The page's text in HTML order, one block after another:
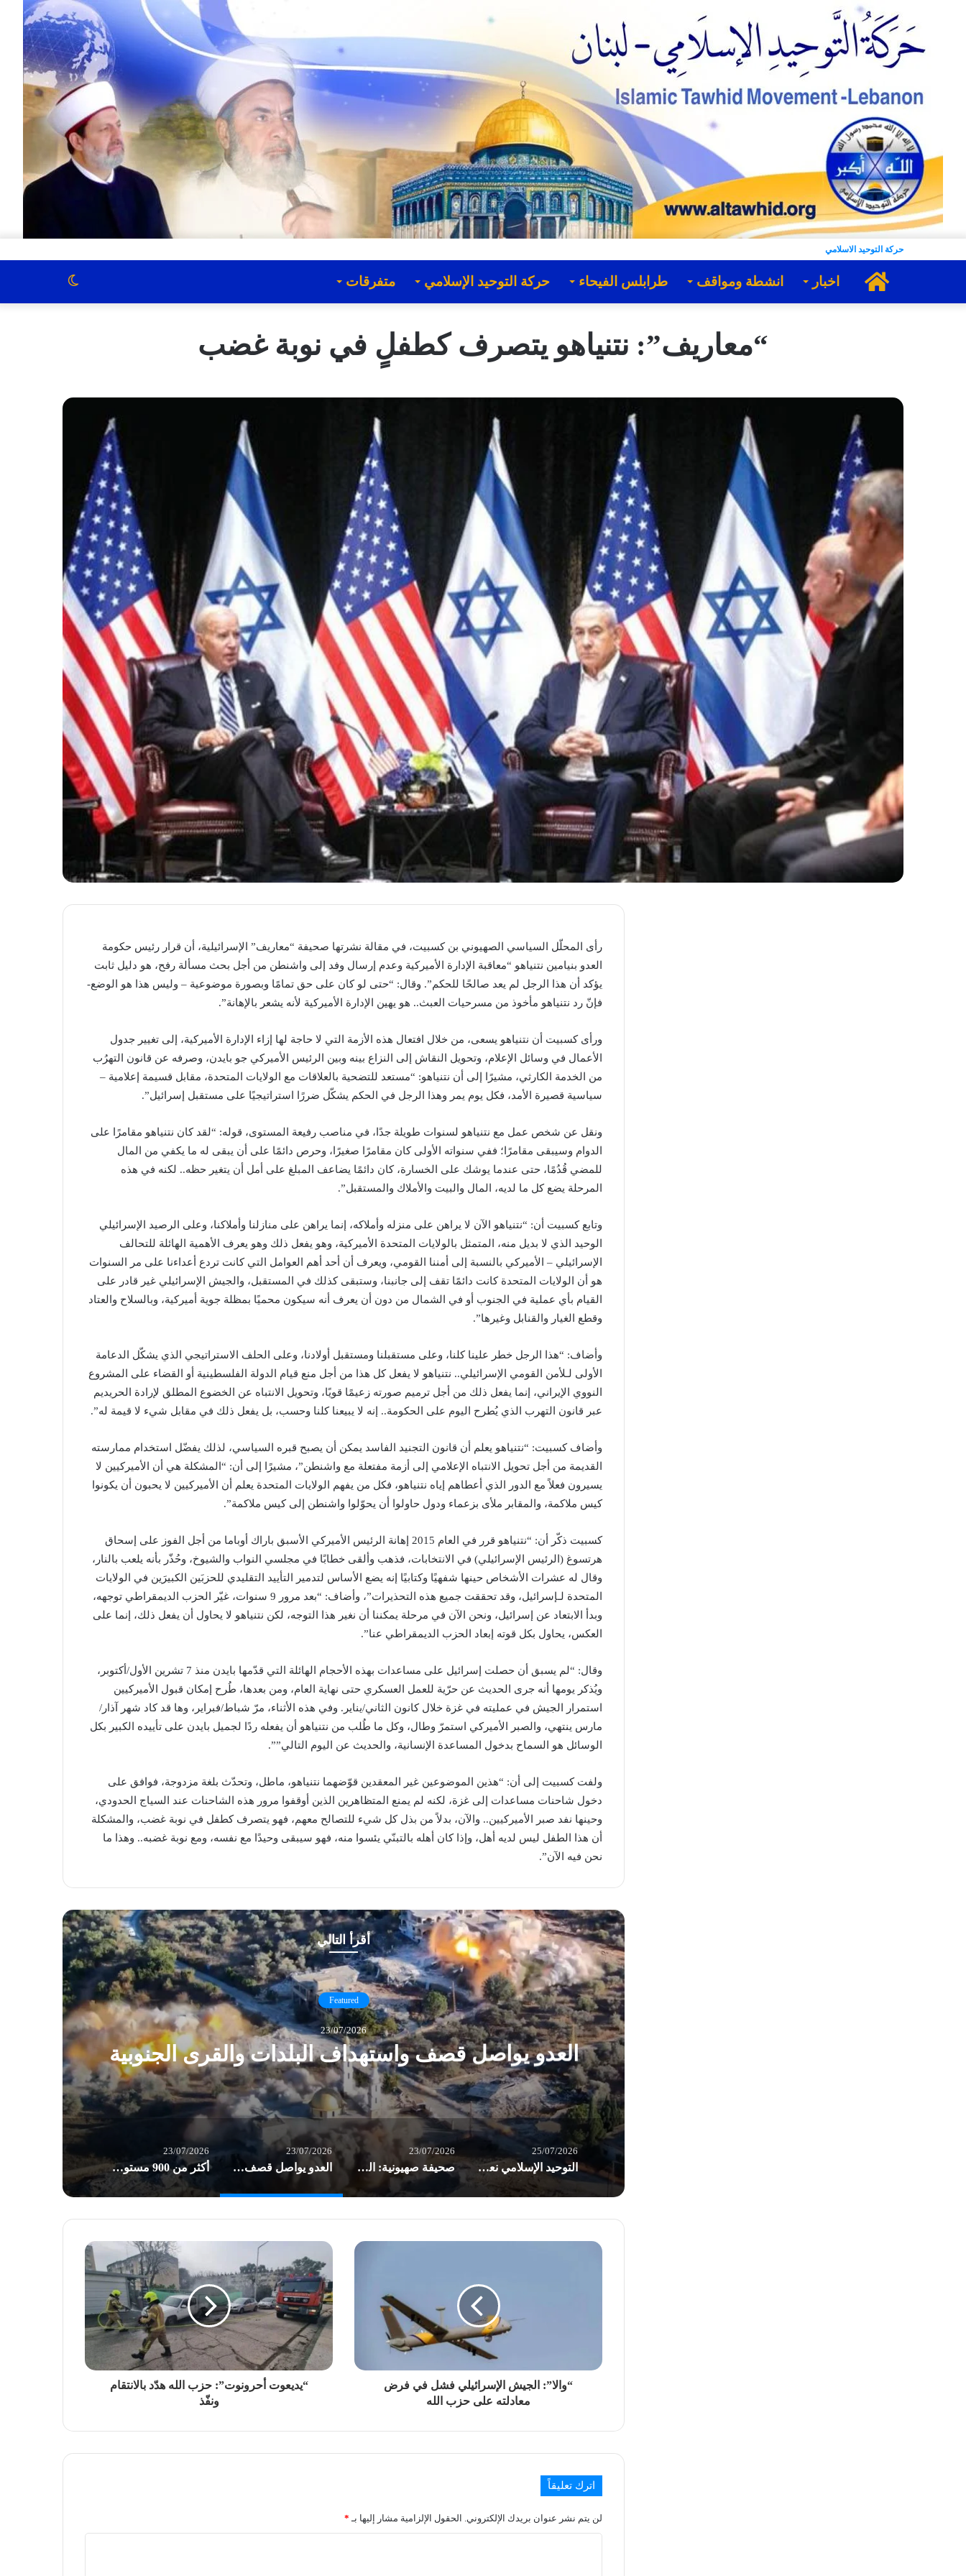
حركة التوحيد الاسلامي
الرئيسية
اخبار انشطة ومواقف طرابلس الفيحاء حركة التوحيد الإسلامي متفرقات الوضع
“معاريف”: نتنياهو يتصرف كطفلٍ في نوبة غضب
رأى المحلّل السياسي الصهيوني بن كسبيت، في مقالة نشرتها صحيفة “معاريف” الإسرائيلية، أن قرار رئيس حكومة
العدو بنيامين نتنياهو “معاقبة الإدارة الأميركية وعدم إرسال وفد إلى واشنطن من أجل بحث مسألة رفح، هو دليل ثابت
يؤكد أن هذا الرجل لم يعد صالحًا للحكم”. وقال: “حتى لو كان على حق تمامًا وبصورة موضوعية – وليس هذا هو الوضع-
فإنّ رد نتنياهو مأخوذ من مسرحيات العبث.. هو يهين الإدارة الأميركية لأنه يشعر بالإهانة”.
ورأى كسبيت أن نتنياهو يسعى، من خلال افتعال هذه الأزمة التي لا حاجة لها إزاء الإدارة الأميركية، إلى تغيير جدول
الأعمال في وسائل الإعلام، وتحويل النقاش إلى النزاع بينه وبين الرئيس الأميركي جو بايدن، وصرفه عن قانون التهرُب
من الخدمة الكارثي، مشيرًا إلى أن نتنياهو: “مستعد للتضحية بالعلاقات مع الولايات المتحدة، مقابل قسيمة إعلامية –
سياسية قصيرة الأمد، فكل يوم يمر وهذا الرجل في الحكم يشكّل ضررًا استراتيجيًا على مستقبل إسرائيل”.
ونقل عن شخص عمل مع نتنياهو لسنوات طويلة جدًا، في مناصب رفيعة المستوى، قوله: “لقد كان نتنياهو مقامرًا على
الدوام وسيبقى مقامرًا؛ ففي سنواته الأولى كان مقامرًا صغيرًا، وحرص دائمًا على أن يبقى له ما يكفي من المال
للمضي قُدُمًا، حتى عندما يوشك على الخسارة، كان دائمًا يضاعف المبلغ على أمل أن يتغير حظه.. لكنه في هذه
المرحلة يضع كل ما لديه، المال والبيت والأملاك والمستقبل”.
وتابع كسبيت أن: “نتنياهو الآن لا يراهن على منزله وأملاكه، إنما يراهن على منازلنا وأملاكنا، وعلى الرصيد الإسرائيلي
الوحيد الذي لا بديل منه، المتمثل بالولايات المتحدة الأميركية، وهو يفعل ذلك وهو يعرف الأهمية الهائلة للتحالف
الإسرائيلي – الأميركي بالنسبة إلى أمننا القومي، ويعرف أن أحد أهم العوامل التي كانت تردع أعداءنا على مر السنوات
هو أن الولايات المتحدة كانت دائمًا تقف إلى جانبنا، وستبقى كذلك في المستقبل، والجيش الإسرائيلي غير قادر على
القيام بأي عملية في الجنوب أو في الشمال من دون أن يعرف أنه سيكون محميًا بمظلة جوية أميركية، وبالسلاح والعتاد
وقطع الغيار والقنابل وغيرها”.
وأضاف: “هذا الرجل خطر علينا كلنا، وعلى مستقبلنا ومستقبل أولادنا، وعلى الحلف الاستراتيجي الذي يشكّل الدعامة
الأولى لـلأمن القومي الإسرائيلي.. نتنياهو لا يفعل كل هذا من أجل منع قيام الدولة الفلسطينية أو القضاء على المشروع
النووي الإيراني، إنما يفعل ذلك من أجل ترميم صورته زعيمًا قويًا، وتحويل الانتباه عن الخضوع المطلق لإرادة الحريديم
عبر قانون التهرب الذي يُطرح اليوم على الحكومة.. إنه لا يبيعنا كلنا وحسب، بل يفعل ذلك في مقابل شيء لا قيمة له”.
وأضاف كسبيت: “نتنياهو يعلم أن قانون التجنيد الفاسد يمكن أن يصبح قبره السياسي، لذلك يفضّل استخدام ممارسته
القديمة من أجل تحويل الانتباه الإعلامي إلى أزمة مفتعلة مع واشنطن”، مشيرًا إلى أن: “المشكلة هي أن الأميركيين لا
يسيرون فعلاً مع الدور الذي أعطاهم إياه نتنياهو، فكل من يفهم الولايات المتحدة يعلم أن الأميركيين لا يحبون أن يكونوا
كيس ملاكمة، والمقابر ملأى بزعماء ودول حاولوا أن يحوّلوا واشنطن إلى كيس ملاكمة”.
كسبيت ذكّر أن: “نتنياهو قرر في العام 2015 إهانة الرئيس الأميركي الأسبق باراك أوباما من أجل الفوز على إسحاق
هرتسوغ (الرئيس الإسرائيلي) في الانتخابات، فذهب وألقى خطابًا في مجلسي النواب والشيوخ، وحُذّر بأنه يلعب بالنار،
وقال له عشرات الأشخاص حينها شفهيًا وكتابيًا إنه يضع الأساس لتدمير التأييد التقليدي للحزبَين الكبيرَين في الولايات
المتحدة لـإسرائيل، وقد تحققت جميع هذه التحذيرات”، وأضاف: “بعد مرور 9 سنوات، غيّر الحزب الديمقراطي توجهه،
وبدأ الابتعاد عن إسرائيل، ونحن الآن في مرحلة يمكننا أن نغير هذا التوجه، لكن نتنياهو لا يحاول أن يفعل ذلك، إنما على
العكس، يحاول بكل قوته إبعاد الحزب الديمقراطي عنا”.
وقال: “لم يسبق أن حصلت إسرائيل على مساعدات بهذه الأحجام الهائلة التي قدّمها بايدن منذ 7 تشرين الأول/أكتوبر،
ويُذكر يومها أنه جرى الحديث عن حرّية للعمل العسكري حتى نهاية العام، ومن بعدها، طُرح إمكان قبول الأميركيين
استمرار الجيش في عمليته في غزة خلال كانون الثاني/يناير. وفي هذه الأثناء، مرّ شباط/فبراير، وها قد كاد شهر آذار/
مارس ينتهي، والصبر الأميركي استمرّ وطال، وكل ما طُلب من نتنياهو أن يفعله ردًا لجميل بايدن على تأييده الكبير بكل
الوسائل هو السماح بدخول المساعدة الإنسانية، والحديث عن اليوم التالي””.
ولفت كسبيت إلى أن: “هذين الموضوعين غير المعقدين قوّضهما نتنياهو، ماطل، وتحدّث بلغة مزدوجة، فوافق على
دخول شاحنات مساعدات إلى غزة، لكنه لم يمنع المتظاهرين الذين أوقفوا مرور هذه الشاحنات عند السياج الحدودي،
وحينها نفد صبر الأميركيين.. والآن، بدلاً من بذل كل شيء للتصالح معهم، فهو يتصرف كطفل في نوبة غضب، والمشكلة
أن هذا الطفل ليس لديه أهل، وإذا كان أهله بالتبنّي يئسوا منه، فهو سيبقى وحيدًا مع نفسه، ومع نوبة غضبه.. وهذا ما
نحن فيه الآن”.
أقرأ التالي
Featured
23/07/2026
العدو يواصل قصف واستهداف البلدات والقرى الجنوبية
25/07/2026
التوحيد الإسلامي نعت المناضل أوكاموتو.. وأشادت بعملية الضفة الغربية البطولية
23/07/2026
صحيفة صهيونية: الجيش “الإسرائيلي” في تأهب ذروة للحرب.. إيران قد تبادر
23/07/2026
العدو يواصل قصف واستهداف البلدات والقرى الجنوبية
23/07/2026
أكثر من 900 مستوطن يقتحمون الأقصى في ذكرى “خراب الهيكل” المزعوم
“والا”: الجيش الإسرائيلي فشل في فرض
معادلته على حزب الله
“يديعوت أحرونوت”: حزب الله هدّد بالانتقام
ونفّذ
اترك تعليقاً
لن يتم نشر عنوان بريدك الإلكتروني. الحقول الإلزامية مشار إليها بـ *